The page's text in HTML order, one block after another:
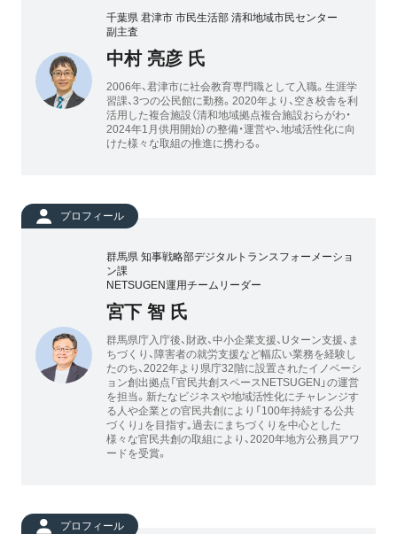
千葉県 君津市 市民生活部 清和地域市民センター
副主査
中村 亮彦 氏
2006年、君津市に社会教育専門職として入職。生涯学
習課、3つの公民館に勤務。2020年より、空き校舎を利
活用した複合施設（清和地域拠点複合施設おらがわ・
2024年1月供用開始）の整備・運営や、地域活性化に向
けた様々な取組の推進に携わる。
プロフィール
群馬県 知事戦略部デジタルトランスフォーメーショ
ン課
NETSUGEN運用チームリーダー
宮下 智 氏
群馬県庁入庁後、財政、中小企業支援、Uターン支援、ま
ちづくり、障害者の就労支援など幅広い業務を経験し
たのち、2022年より県庁32階に設置されたイノベーシ
ョン創出拠点「官民共創スペースNETSUGEN」の運営
を担当。新たなビジネスや地域活性化にチャレンジす
る人や企業との官民共創により「100年持続する公共
づくり」を目指す｡過去にまちづくりを中心とした
様々な官民共創の取組により、2020年地方公務員アワ
ードを受賞。
プロフィール